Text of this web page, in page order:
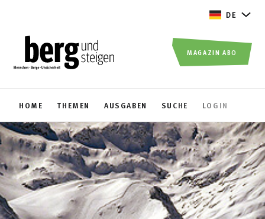
DE
HOME THEMEN AUSGABEN SUCHE LOGIN
MAGAZIN ABO